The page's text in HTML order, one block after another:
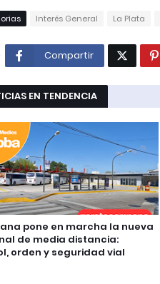
Interés General La Plata
Compartir
EN TENDENCIA
pone en marcha la nueva
de media distancia:
orden y seguridad vial